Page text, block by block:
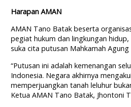
Harapan AMAN
AMAN Tano Batak beserta
pegiat hukum dan lingkungan
suka cita putusan Mahkamah Agung
“Putusan ini adalah kemenangan
Indonesia. Negara akhirnya
memperjuangkan tanah leluhur
Ketua AMAN Tano Batak, Jhontoni